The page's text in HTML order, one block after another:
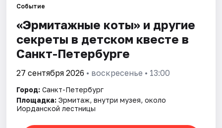
Города
Площадки
Артисты
Рейтинги
Событие
«Эрмитажные коты» и другие
секреты в детском квесте в
Санкт-Петербурге
27 сентября 2026 • воскресенье • 13:00
Город: Санкт-Петербург
Площадка: Эрмитаж, внутри музея, около
Иорданской лестницы